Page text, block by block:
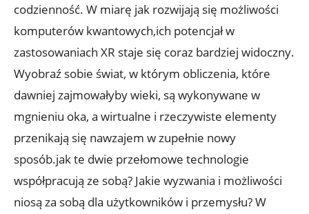
codzienność. W miarę jak rozwijają się możliwości
komputerów kwantowych,ich potencjał w
zastosowaniach XR staje się coraz bardziej widoczny.
Wyobraź sobie świat, w którym obliczenia, które
dawniej zajmowałyby wieki, są wykonywane w
mgnieniu oka, a wirtualne i rzeczywiste elementy
przenikają się nawzajem w zupełnie nowy
sposób.jak te dwie przełomowe technologie
współpracują ze sobą? Jakie wyzwania i możliwości
niosą za sobą dla użytkowników i przemysłu? W